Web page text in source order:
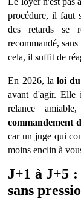
procédure, il faut
des retards se r
recommandé,
cela, il suffit de
En 2026, la loi
avant d'agir. Elle
relance
commandement
car un juge qui
moins enclin à
J+1 à J+5
sans